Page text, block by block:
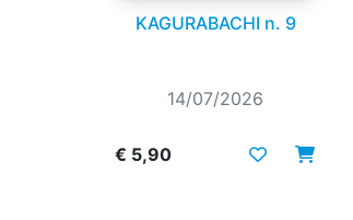
KAGURABACHI n. 9
14/07/2026
€ 5,90